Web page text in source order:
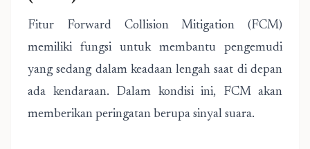
Fitur Forward Collision Mitigation (FCM)
memiliki fungsi untuk membantu pengemudi
yang sedang dalam keadaan lengah saat di depan
ada kendaraan. Dalam kondisi ini, FCM akan
memberikan peringatan berupa sinyal suara.